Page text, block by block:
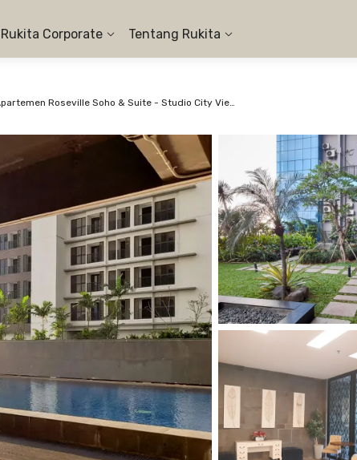
Rukita Corporate Tentang Rukita
Apartemen Roseville Soho & Suite - Studio City View #2